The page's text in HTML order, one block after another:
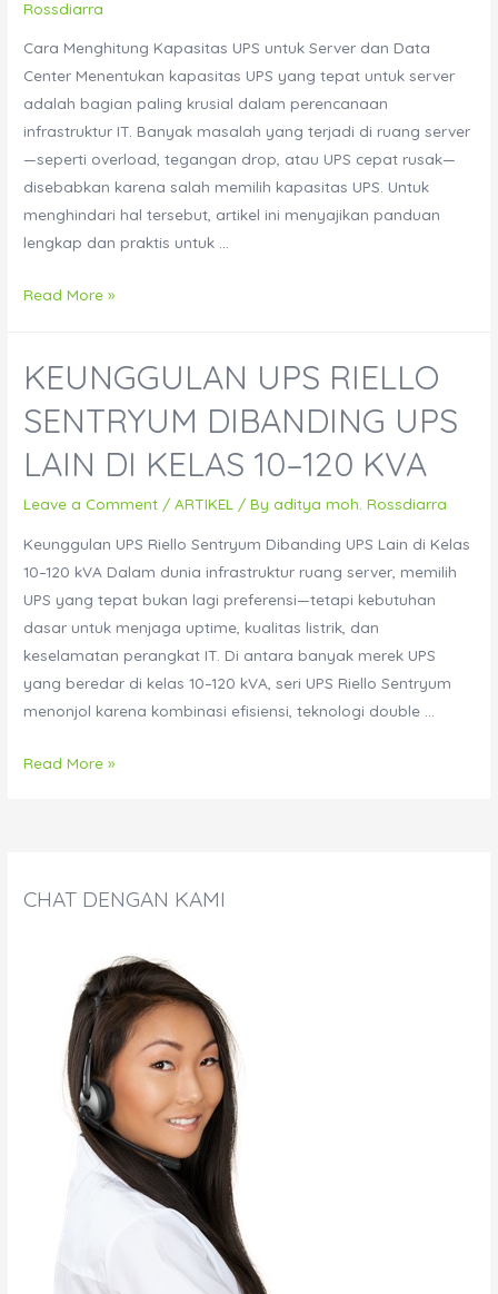
Rossdiarra
Cara Menghitung Kapasitas UPS untuk Server dan Data
Center Menentukan kapasitas UPS yang tepat untuk server
adalah bagian paling krusial dalam perencanaan
infrastruktur IT. Banyak masalah yang terjadi di ruang server
—seperti overload, tegangan drop, atau UPS cepat rusak—
disebabkan karena salah memilih kapasitas UPS. Untuk
menghindari hal tersebut, artikel ini menyajikan panduan
lengkap dan praktis untuk …
Cara
UPS
Server
dan
Center
Read More »
KEUNGGULAN UPS RIELLO
SENTRYUM DIBANDING UPS
LAIN DI KELAS 10–120 KVA
Leave a Comment /ARTIKEL / Byaditya moh. Rossdiarra
Keunggulan UPS Riello Sentryum Dibanding UPS Lain di Kelas
10–120 kVA Dalam dunia infrastruktur ruang server, memilih
UPS yang tepat bukan lagi preferensi—tetapi kebutuhan
dasar untuk menjaga uptime, kualitas listrik, dan
keselamatan perangkat IT. Di antara banyak merek UPS
yang beredar di kelas 10–120 kVA, seri UPS Riello Sentryum
menonjol karena kombinasi efisiensi, teknologi double …
Keunggulan
UPS
Read More »
CHAT DENGAN KAMI